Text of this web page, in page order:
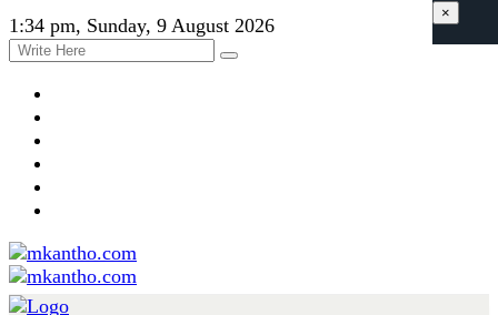
1:34 pm, Sunday, 9 August 2026
×